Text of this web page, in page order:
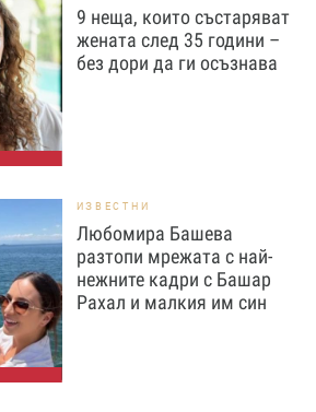
9 неща, които състаряват
жената след 35 години –
без дори да ги осъзнава
ИЗВЕСТНИ
Любомира Башева
разтопи мрежата с най-
нежните кадри с Башар
Рахал и малкия им син